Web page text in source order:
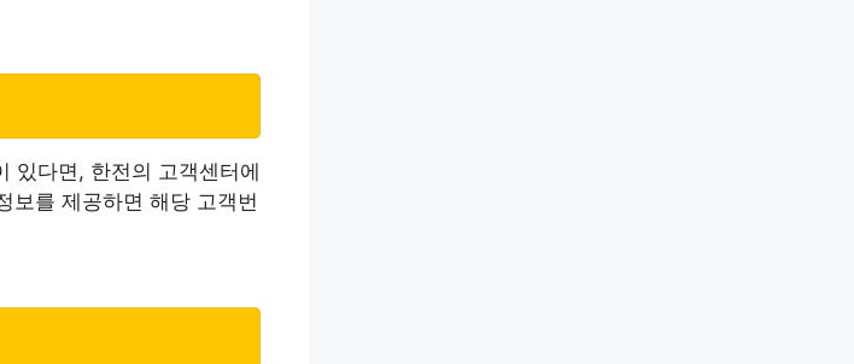
있다면, 한전의 고객센터에
보를 제공하면 해당 고객번